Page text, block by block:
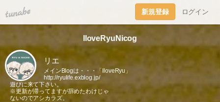
tuna.be 新規登録 ログイン
IloveRyuNicog
リエ
メインBlogは・・・「IloveRyu」
http://ryulife.exblog.jp/
遊びに来て下さい。
※更新が滞ってますが辞めたわけじゃ
ないのでアシカラズ。